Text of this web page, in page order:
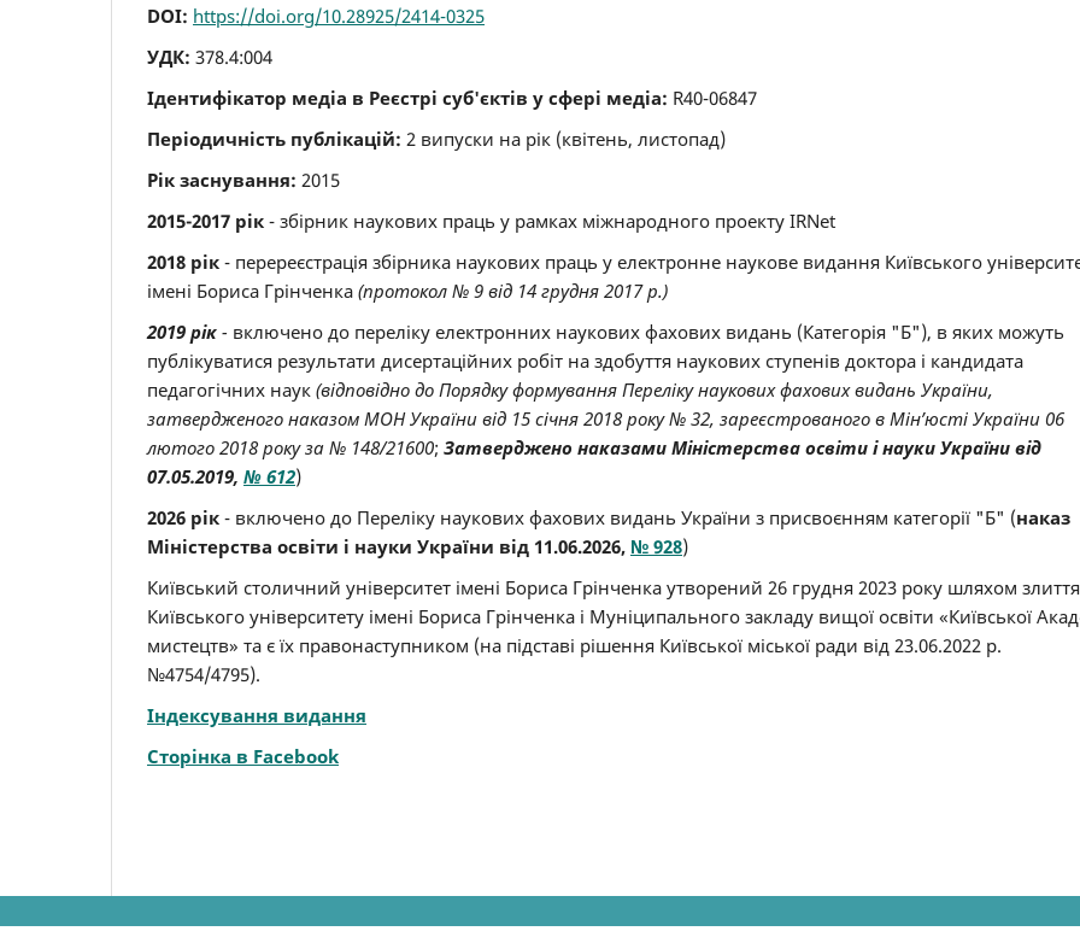
DOI: https://doi.org/10.28925/2414-0325
УДК: 378.4:004
Ідентифікатор медіа в Реєстрі суб'єктів у сфері медіа: R40-06847
Періодичність публікацій: 2 випуски на рік (квітень, листопад)
Рік заснування: 2015
2015-2017 рік - збірник наукових праць у рамках міжнародного проекту IRNet
2018 рік - перереєстрація збірника наукових праць у електронне наукове видання Київського
імені Бориса Грінченка (протокол № 9 від 14 грудня 2017 р.)
2019 рік - включено до переліку електронних наукових фахових видань (Категорія "Б"), в яких можуть
публікуватися результати дисертаційних робіт на здобуття наукових ступенів доктора і кандидата
педагогічних наук (відповідно до Порядку формування Переліку наукових фахових видань України,
затвердженого наказом МОН України від 15 січня 2018 року № 32, зареєстрованого в Мін’юсті України 06
лютого 2018 року за № 148/21600; Затверджено наказами Міністерства освіти і науки України від
07.05.2019, № 612)
2026 рік - включено до Переліку наукових фахових видань України з присвоєнням категорії "Б" (наказ
Міністерства освіти і науки України від 11.06.2026, № 928)
Київський столичний університет імені Бориса Грінченка утворений 26 грудня 2023 року шляхом злиття
Київського університету імені Бориса Грінченка і Муніципального закладу вищої освіти «Київської
мистецтв» та є їх правонаступником (на підставі рішення Київської міської ради від 23.06.2022 р.
№4754/4795).
Індексування видання
Сторінка в Facebook